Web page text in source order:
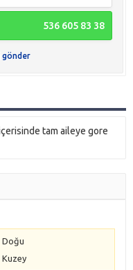
536 605 83 38
gönder
tam aileye gore
Doğu
Kuzey